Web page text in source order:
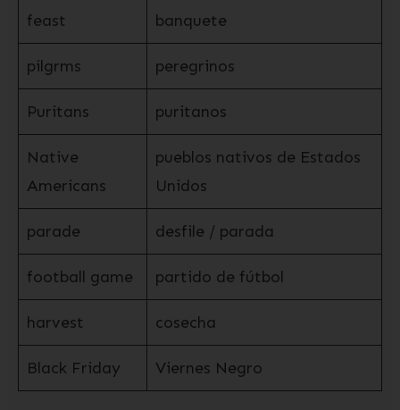
feast banquete
pilgrms peregrinos
Puritans puritanos
Native
Americans
pueblos nativos de Estados
Unidos
parade desfile / parada
football game partido de fútbol
harvest cosecha
Black Friday Viernes Negro